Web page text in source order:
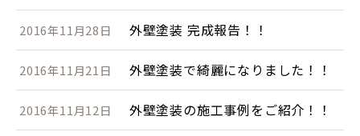
2016年11月28日 外壁塗装 完成報告！！
2016年11月21日 外壁塗装で綺麗になりました！！
2016年11月12日 外壁塗装の施工事例をご紹介！！